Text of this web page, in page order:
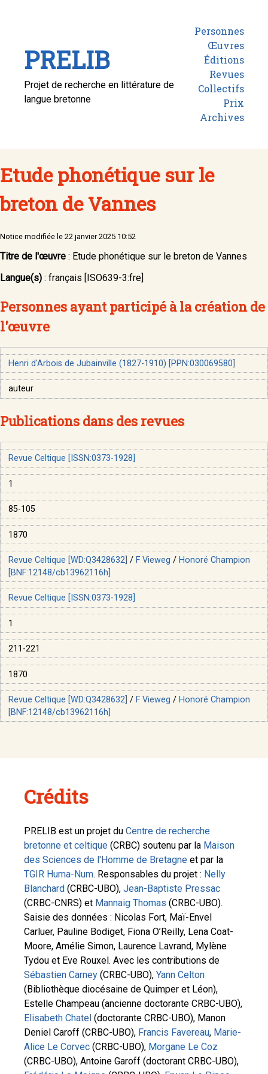
PRELIB
Projet de recherche en littérature de
langue bretonne
Personnes
Œuvres
Éditions
Revues
Collectifs
Prix
Archives
Etude phonétique sur le
breton de Vannes
Notice modifiée le 22 janvier 2025 10:52
Titre de l'œuvre : Etude phonétique sur le breton de Vannes
Langue(s) : français [ISO639-3:fre]
Personnes ayant participé à la création de
l'œuvre
Henri d'Arbois de Jubainville (1827-1910) [PPN:030069580]
auteur
Publications dans des revues
Revue Celtique [ISSN:0373-1928]
1
85-105
1870
Revue Celtique [WD:Q3428632] / F Vieweg / Honoré Champion
[BNF:12148/cb13962116h]
Revue Celtique [ISSN:0373-1928]
1
211-221
1870
Revue Celtique [WD:Q3428632] / F Vieweg / Honoré Champion
[BNF:12148/cb13962116h]
Crédits
PRELIB est un projet du Centre de recherche
bretonne et celtique (CRBC) soutenu par la Maison
des Sciences de l'Homme de Bretagne et par la
TGIR Huma-Num. Responsables du projet : Nelly
Blanchard (CRBC-UBO), Jean-Baptiste Pressac
(CRBC-CNRS) et Mannaig Thomas (CRBC-UBO).
Saisie des données : Nicolas Fort, Maï-Envel
Carluer, Pauline Bodiget, Fiona O’Reilly, Lena Coat-
Moore, Amélie Simon, Laurence Lavrand, Mylène
Tydou et Eve Rouxel. Avec les contributions de
Sébastien Carney (CRBC-UBO), Yann Celton
(Bibliothèque diocésaine de Quimper et Léon),
Estelle Champeau (ancienne doctorante CRBC-UBO),
Elisabeth Chatel (doctorante CRBC-UBO), Manon
Deniel Caroff (CRBC-UBO), Francis Favereau, Marie-
Alice Le Corvec (CRBC-UBO), Morgane Le Coz
(CRBC-UBO), Antoine Garoff (doctorant CRBC-UBO),